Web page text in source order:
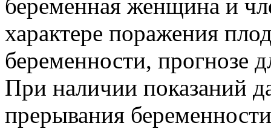
беременная женщина и
характере поражения
беременности, прогнозе
При наличии показаний
прерывания